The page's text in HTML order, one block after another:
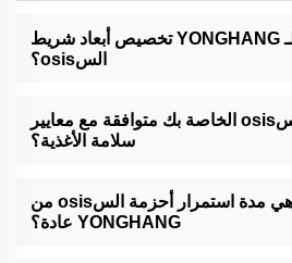
هل يمكن لـ YONGHANG تخصيص أبعاد شريط
السosis؟
دقيق لعرض الأحزمة، والحزوز، والحواجز،
والثقوب.
هل أحزمة السosis الخاصة بك متوافقة مع معايير
سلامة الأغذية؟
للاستخدام الغذائي.
ما هي مدة استمرار أحزمة السosis من
YONGHANG عادة؟